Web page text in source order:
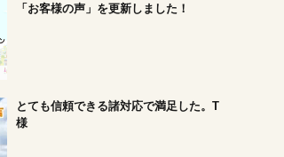
「お客様の声」を更新しました！
とても信頼できる諸対応で満足した。T
様